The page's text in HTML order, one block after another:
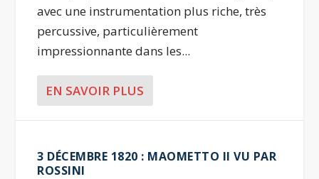
avec une instrumentation plus riche, très
percussive, particulièrement
impressionnante dans les...
EN SAVOIR PLUS
3 DÉCEMBRE 1820 : MAOMETTO II VU PAR
ROSSINI